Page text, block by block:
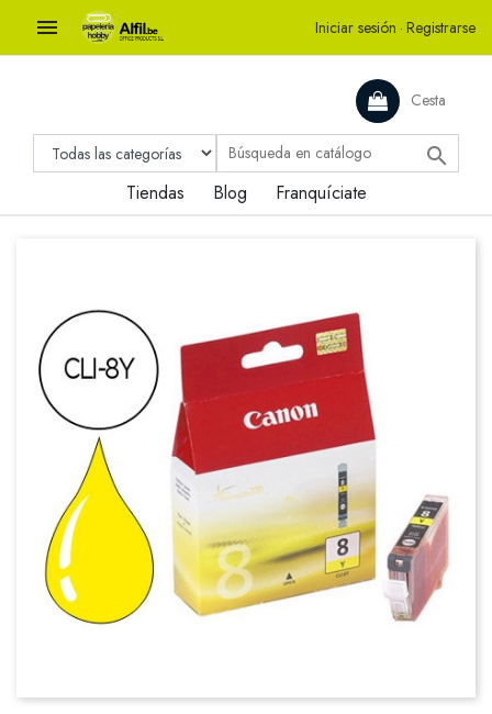
 Iniciar sesión · Registrarse
Cesta

Tiendas Blog Franquíciate